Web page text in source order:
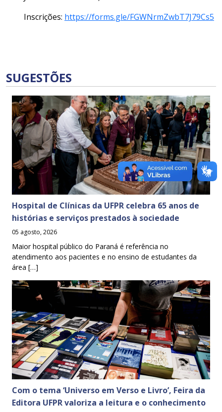
Inscrições: https://forms.gle/FGWNrmZwbT7J79Cs5
SUGESTÕES
Hospital de Clínicas da UFPR celebra 65 anos de
histórias e serviços prestados à sociedade
05 agosto, 2026
Maior hospital público do Paraná é referência no
atendimento aos pacientes e no ensino de estudantes da
área […]
Com o tema ‘Universo em Verso e Livro’, Feira da
Editora UFPR valoriza a leitura e o conhecimento